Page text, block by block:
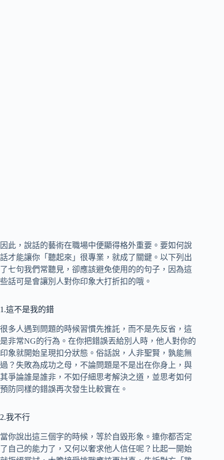
因此，說話的藝術在職場中便顯得格外重要。要如何說
話才能讓你「聽起來」很專業，就成了關鍵。以下列出
了七句我們常聽見，卻應該避免使用的的句子，因為這
些話可是會讓別人對你印象大打折扣的哦。
1.這不是我的錯
很多人遇到問題的時候習慣先推託，而不是先反省，這
是非常NG的行為。在你把錯誤丟給別人時，他人對你的
印象就開始呈現扣分狀態。俗話說，人非聖賢，孰能無
過？失敗為成功之母，不論問題是不是出在你身上，與
其爭論誰是誰非，不如仔細思考解決之道，並思考如何
預防同樣的錯誤再次發生比較實在。
2.我不行
當你說出這三個字的時候，等於自毀形象。連你都否定
了自己的能力了，又何以奢求他人信任呢？比起一開始